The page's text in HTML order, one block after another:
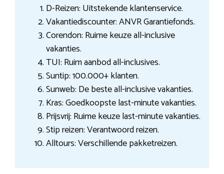
D-Reizen: Uitstekende klantenservice.
Vakantiediscounter: ANVR Garantiefonds.
Corendon: Ruime keuze all-inclusive
vakanties.
TUI: Ruim aanbod all-inclusives.
Suntip: 100.000+ klanten.
Sunweb: De beste all-inclusive vakanties.
Kras: Goedkoopste last-minute vakanties.
Prijsvrij: Ruime keuze last-minute vakanties.
Stip reizen: Verantwoord reizen.
Alltours: Verschillende pakketreizen.